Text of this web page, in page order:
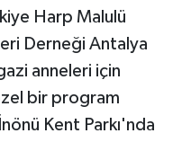
Harp Malulü
Derneği Antalya
anneleri için
bir program
Kent Parkı'nda